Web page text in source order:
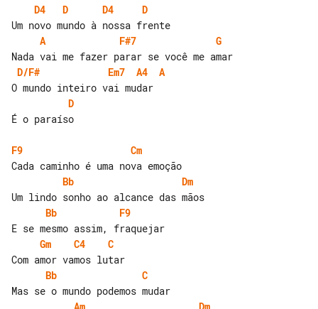
D4
D D4
D
A
F#7
G
D/F#
Em7 A4
A
D
É o paraíso
F9
Cm
Bb
Dm
Bb
F9
Gm
C4
C
Bb
C